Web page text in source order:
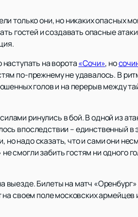
только они, но никаких опасных
гостей и создавать опасные
наступать на ворота«Сочи», но
по-прежнему не удавалось. В
голов и на перерыв между
ринулись в бой. В одной из
впоследствии – единственный в
надо сказать, что и сами они
смогли забить гостям ни одного
выезде. Билеты на матч
своем поле московских армейцев